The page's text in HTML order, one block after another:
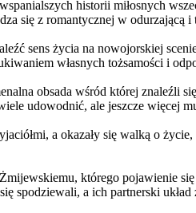
historii miłosnych
się z romantycznej w odurzającą i
sens życia na nowojorskiej
własnych tożsamości i
obsada wśród której
udowodnić, ale jeszcze więcej
a okazały się walką o
którego pojawienie
spodziewali, a ich partnerski